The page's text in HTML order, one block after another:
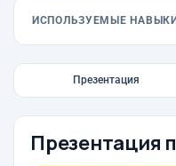
ИСПОЛЬЗУЕМЫЕ НАВЫКИ
Презентация
Презентация